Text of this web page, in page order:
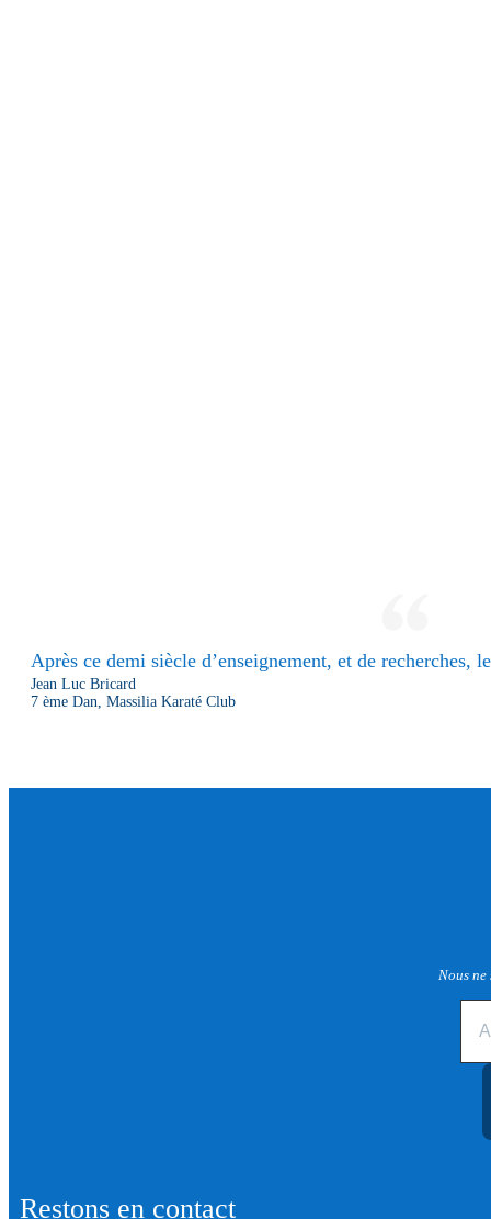
Après ce demi siècle d’enseignement, et de recherches,
Jean Luc Bricard
7 ème Dan, Massilia Karaté Club
Nous
Restons en contact